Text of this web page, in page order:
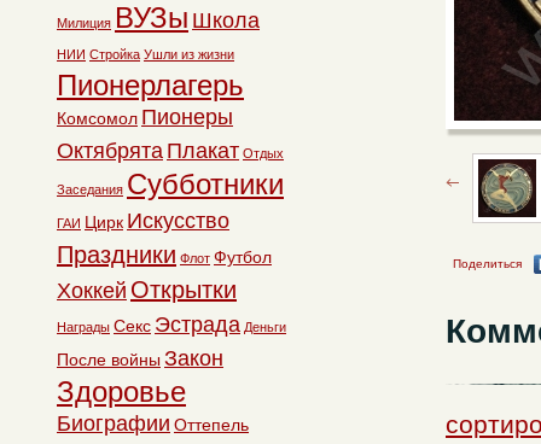
Поделиться
Милиция ВУЗы Школа
НИИ Стройка Ушли из жизни
Пионерлагерь
Комсомол Пионеры
Октябрята Плакат Отдых
Заседания Субботники
ГАИ Цирк Искусство
Праздники Флот Футбол
Хоккей Открытки
Награды Секс Эстрада Деньги
После войны Закон
Здоровье
Биографии Оттепель